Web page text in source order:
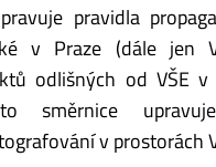
pravidla
v Praze (dále jen
odlišných od VŠE v
směrnice
v prostorách